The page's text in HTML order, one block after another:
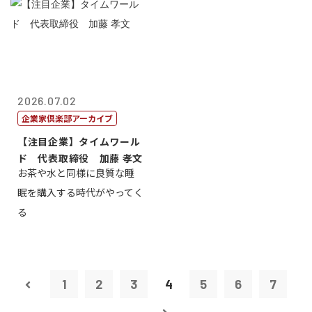
2026.07.02
企業家倶楽部アーカイブ
【注目企業】タイムワール
ド 代表取締役 加藤 孝文
お茶や水と同様に良質な睡
眠を購入する時代がやってく
る
1 2 3 4 5 6 7